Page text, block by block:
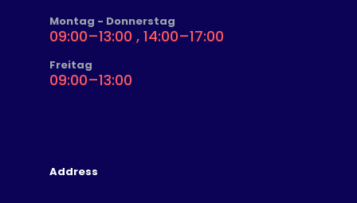
Montag - Donnerstag
09:00–13:00 , 14:00–17:00
Freitag
09:00–13:00
Address